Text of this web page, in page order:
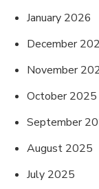
January 2026
December
November
October 2025
September
August 2025
July 2025